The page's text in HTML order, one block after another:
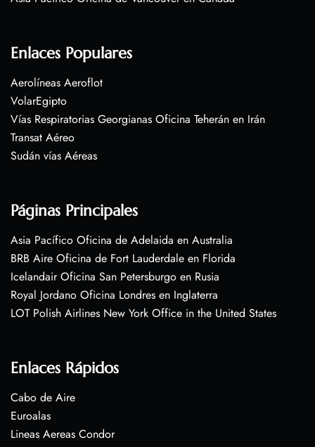
Enlaces Populares
Aerolíneas Aeroflot
VolarEgipto
Vías Respiratorias Georgianas Oficina Teherán en Irán
Transat Aéreo
Sudán vías Aéreas
Páginas Principales
Asia Pacífico Oficina de Adelaida en Australia
BRB Aire Oficina de Fort Lauderdale en Florida
Icelandair Oficina San Petersburgo en Rusia
Royal Jordano Oficina Londres en Inglaterra
LOT Polish Airlines New York Office in the United States
Enlaces Rápidos
Cabo de Aire
Euroalas
Lineas Aereas Condor